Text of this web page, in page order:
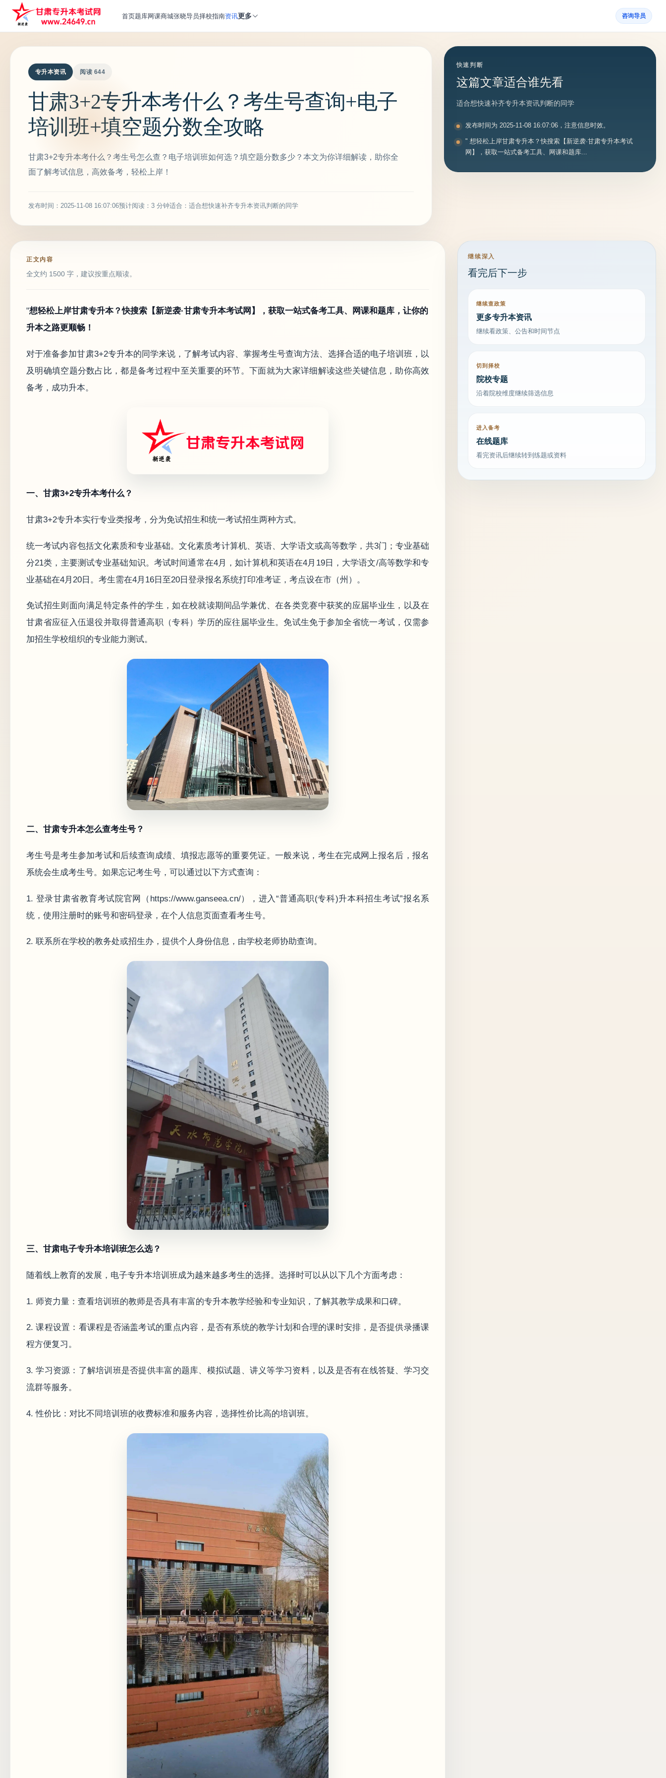
首页题库网课商城张晓导员择校指南资讯更多 咨询导员
专升本资讯 阅读 644
甘肃3+2专升本考什么？考生号查询+电子
培训班+填空题分数全攻略
甘肃3+2专升本考什么？考生号怎么查？电子培训班如何选？填空题分数多少？本文为你详细解读，助你全
面了解考试信息，高效备考，轻松上岸！
发布时间：2025-11-08 16:07:06预计阅读：3 分钟适合：适合想快速补齐专升本资讯判断的同学
快速判断
这篇文章适合谁先看
适合想快速补齐专升本资讯判断的同学
发布时间为 2025-11-08 16:07:06，注意信息时效。
" 想轻松上岸甘肃专升本？快搜索【新逆袭·甘肃专升本考试
网】，获取一站式备考工具、网课和题库...
正文内容
全文约 1500 字，建议按重点顺读。
"想轻松上岸甘肃专升本？快搜索【新逆袭·甘肃专升本考试网】，获取一站式备考工具、网课和题库，让你的
升本之路更顺畅！
对于准备参加甘肃3+2专升本的同学来说，了解考试内容、掌握考生号查询方法、选择合适的电子培训班，以
及明确填空题分数占比，都是备考过程中至关重要的环节。下面就为大家详细解读这些关键信息，助你高效
备考，成功升本。
一、甘肃3+2专升本考什么？
甘肃3+2专升本实行专业类报考，分为免试招生和统一考试招生两种方式。
统一考试内容包括文化素质和专业基础。文化素质考计算机、英语、大学语文或高等数学，共3门；专业基础
分21类，主要测试专业基础知识。考试时间通常在4月，如计算机和英语在4月19日，大学语文/高等数学和专
业基础在4月20日。考生需在4月16日至20日登录报名系统打印准考证，考点设在市（州）。
免试招生则面向满足特定条件的学生，如在校就读期间品学兼优、在各类竞赛中获奖的应届毕业生，以及在
甘肃省应征入伍退役并取得普通高职（专科）学历的应往届毕业生。免试生免于参加全省统一考试，仅需参
加招生学校组织的专业能力测试。
二、甘肃专升本怎么查考生号？
考生号是考生参加考试和后续查询成绩、填报志愿等的重要凭证。一般来说，考生在完成网上报名后，报名
系统会生成考生号。如果忘记考生号，可以通过以下方式查询：
1. 登录甘肃省教育考试院官网（https://www.ganseea.cn/），进入“普通高职(专科)升本科招生考试”报名系
统，使用注册时的账号和密码登录，在个人信息页面查看考生号。
2. 联系所在学校的教务处或招生办，提供个人身份信息，由学校老师协助查询。
三、甘肃电子专升本培训班怎么选？
随着线上教育的发展，电子专升本培训班成为越来越多考生的选择。选择时可以从以下几个方面考虑：
1. 师资力量：查看培训班的教师是否具有丰富的专升本教学经验和专业知识，了解其教学成果和口碑。
2. 课程设置：看课程是否涵盖考试的重点内容，是否有系统的教学计划和合理的课时安排，是否提供录播课
程方便复习。
3. 学习资源：了解培训班是否提供丰富的题库、模拟试题、讲义等学习资料，以及是否有在线答疑、学习交
流群等服务。
4. 性价比：对比不同培训班的收费标准和服务内容，选择性价比高的培训班。
继续深入
看完后下一步
继续查政策
更多专升本资讯
继续看政策、公告和时间节点
切到择校
院校专题
沿着院校维度继续筛选信息
进入备考
在线题库
看完资讯后继续转到练题或资料